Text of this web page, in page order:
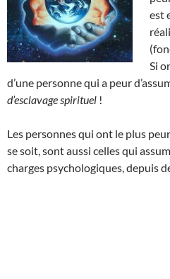
est
Si
d’une personne qui a peur
d’esclavage spirituel !
Les personnes qui ont le plus
se soit, sont aussi celles qui
charges psychologiques, depuis